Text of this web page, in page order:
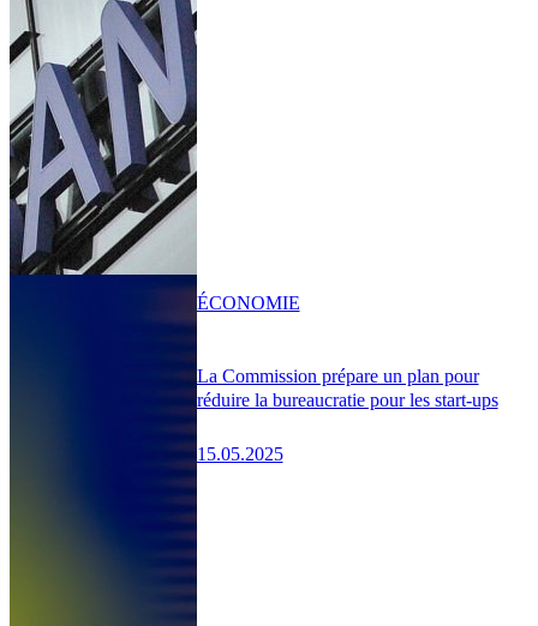
La Commission prépare un plan pour
réduire la bureaucratie pour les start-ups
15.05.2025
ÉCONOMIE